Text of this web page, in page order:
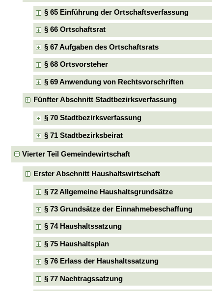
§ 65 Einführung der Ortschaftsverfassung
§ 66 Ortschaftsrat
§ 67 Aufgaben des Ortschaftsrats
§ 68 Ortsvorsteher
§ 69 Anwendung von Rechtsvorschriften
Fünfter Abschnitt Stadtbezirksverfassung
§ 70 Stadtbezirksverfassung
§ 71 Stadtbezirksbeirat
Vierter Teil Gemeindewirtschaft
Erster Abschnitt Haushaltswirtschaft
§ 72 Allgemeine Haushaltsgrundsätze
§ 73 Grundsätze der Einnahmebeschaffung
§ 74 Haushaltssatzung
§ 75 Haushaltsplan
§ 76 Erlass der Haushaltssatzung
§ 77 Nachtragssatzung